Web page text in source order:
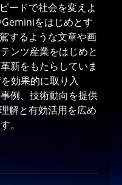
ードで社会を変えよ
をはじめとす
するような文章や画
ンツ産業をはじめと
新をもたらしていま
効果的に取り入
例、技術動向を提供
解と有効活用を広め
。